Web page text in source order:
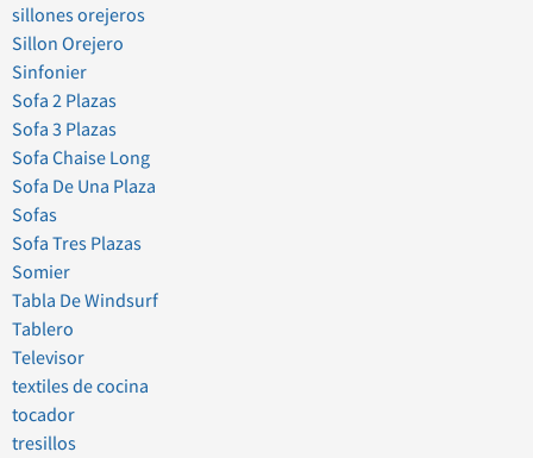
sillones orejeros
Sillon Orejero
Sinfonier
Sofa 2 Plazas
Sofa 3 Plazas
Sofa Chaise Long
Sofa De Una Plaza
Sofas
Sofa Tres Plazas
Somier
Tabla De Windsurf
Tablero
Televisor
textiles de cocina
tocador
tresillos